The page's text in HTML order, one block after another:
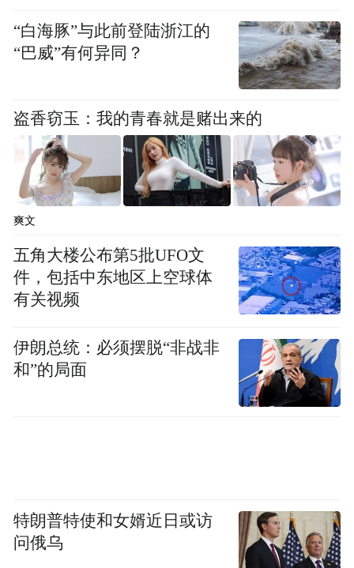
但神奇的是，即便环球旅行，Garfors并没有
在旅程中丢掉他的工作。Garfors在挪威全国
最大的NRK广播公司任职，在2008年到2009
年的时候他还在欧洲广播联盟的移动专家小
组担任副主席一职。2008年到2013年，
Garfors还在挪威移动电视公司担任CEO。
这张照片是Garfors在不丹的虎穴寺（Paro
“白海豚”与此前登陆浙江的
“巴威”有何异同？
盗香窃玉：我的青春就是赌出来的
爽文
五角大楼公布第5批UFO文
件，包括中东地区上空球体
有关视频
伊朗总统：必须摆脱“非战非
和”的局面
特朗普特使和女婿近日或访
问俄乌